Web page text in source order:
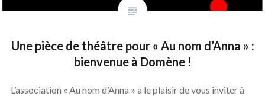
Une pièce de théâtre pour « Au nom d’Anna » :
bienvenue à Domène !
L’association « Au nom d’Anna » a le plaisir de vous inviter à